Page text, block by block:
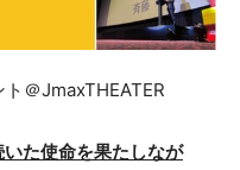
＠JmaxTHEATER
た使命を果たしなが